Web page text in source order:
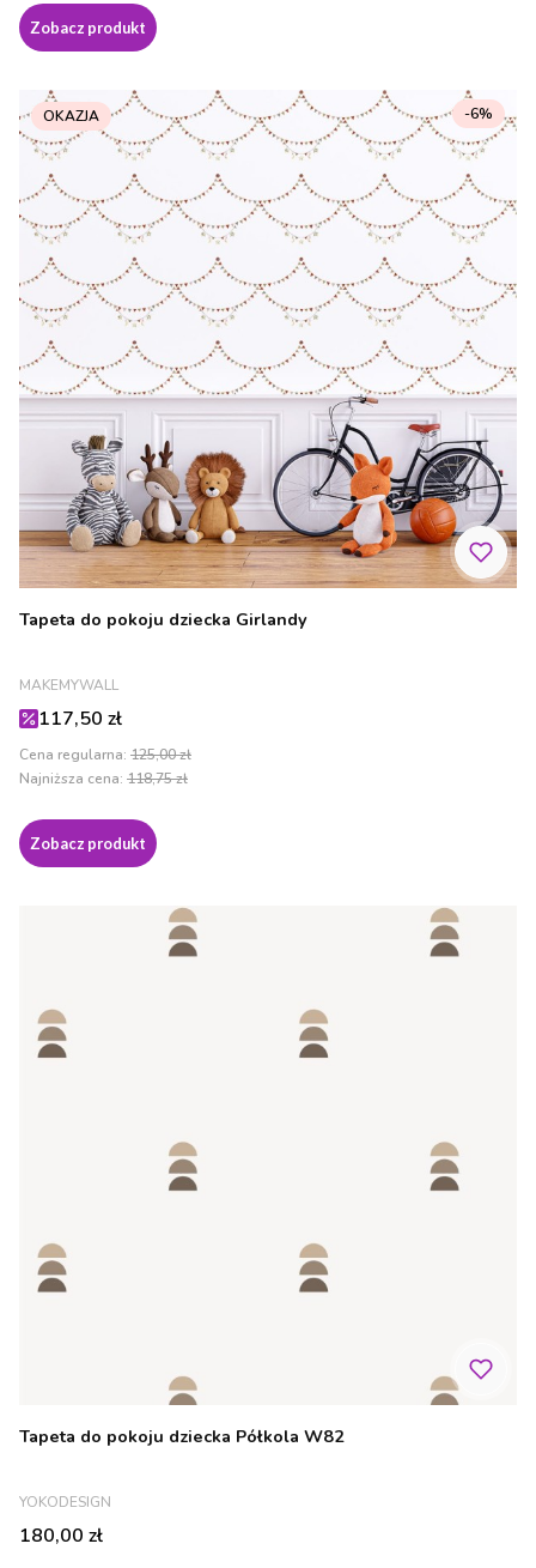
Zobacz produkt
OKAZJA
Tapeta do pokoju dziecka Girlandy
PRODUCENT
MAKEMYWALL
Cena promocyjna
117,50 zł
Cena regularna: 125,00 zł
-6%
Najniższa cena: 118,75 zł
Zobacz produkt
Tapeta do pokoju dziecka Półkola W82
PRODUCENT
YOKODESIGN
Cena
180,00 zł